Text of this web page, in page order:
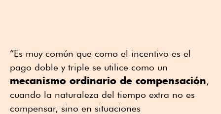
“Es muy común que como el incentivo es el
pago doble y triple se utilice como un
mecanismo ordinario de compensación,
cuando la naturaleza del tiempo extra no es
compensar, sino en situaciones